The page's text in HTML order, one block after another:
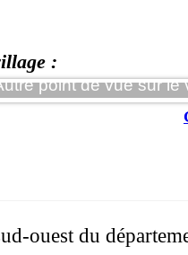
:
de vue sur le village et
ouest du